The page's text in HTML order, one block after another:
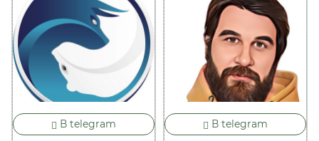
В telegram В telegram